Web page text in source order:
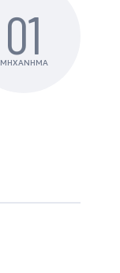
01
ΜΗΧΑΝΗΜΑ